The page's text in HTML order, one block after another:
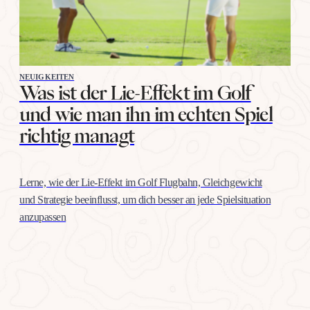
NEUIGKEITEN
Was ist der Lie-Effekt im Golf
und wie man ihn im echten Spiel
richtig managt
Lerne, wie der Lie-Effekt im Golf Flugbahn, Gleichgewicht
und Strategie beeinflusst, um dich besser an jede Spielsituation
anzupassen